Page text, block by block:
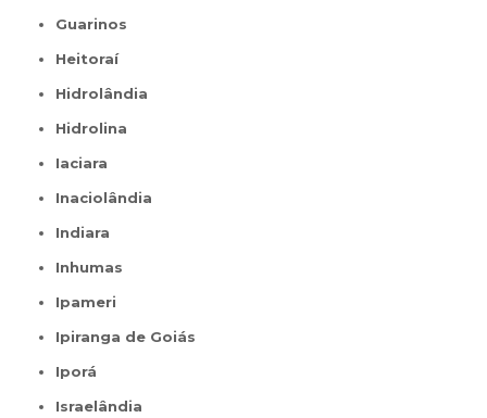
Guarinos
Heitoraí
Hidrolândia
Hidrolina
Iaciara
Inaciolândia
Indiara
Inhumas
Ipameri
Ipiranga de Goiás
Iporá
Israelândia